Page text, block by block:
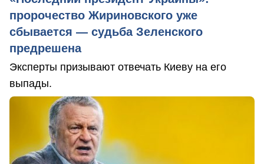
пророчество Жириновского уже
сбывается — судьба Зеленского
предрешена
Эксперты призывают отвечать Киеву на его
выпады.